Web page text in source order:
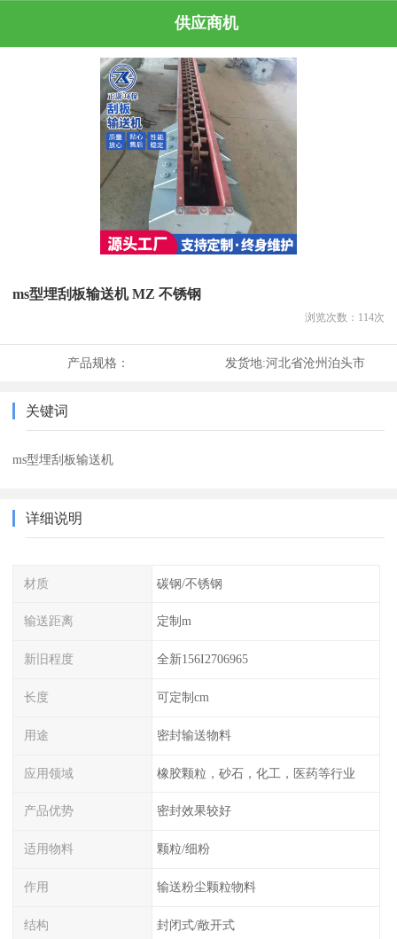
供应商机
ms型埋刮板输送机 MZ 不锈钢
浏览次数： 114次
产品规格： 发货地:河北省沧州泊头市
关键词
ms型埋刮板输送机
详细说明
材质 碳钢/不锈钢
输送距离 定制m
新旧程度 全新156I2706965
长度 可定制cm
用途 密封输送物料
应用领域 橡胶颗粒，砂石，化工，医药等行业
产品优势 密封效果较好
适用物料 颗粒/细粉
作用 输送粉尘颗粒物料
结构 封闭式/敞开式